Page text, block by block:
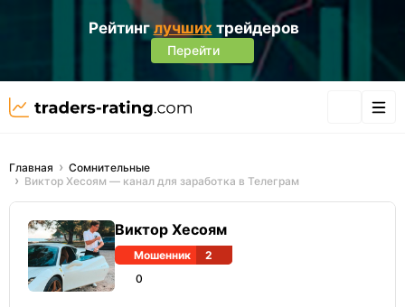
Рейтинглучших трейдеров
Перейти
Главная
Сомнительные
Виктор Хесоям — канал для заработка в Телеграм
Виктор Хесоям
Мошенник
2
0